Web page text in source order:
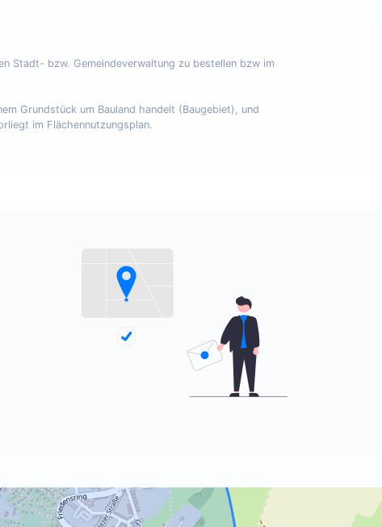
Stadt- bzw. Gemeindeverwaltung zu bestellen bzw im
Grundstück um Bauland handelt (Baugebiet), und
im Flächennutzungsplan.